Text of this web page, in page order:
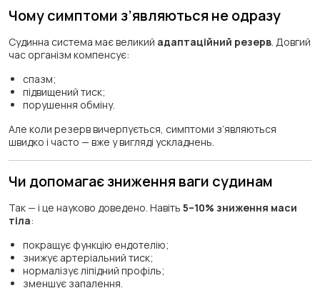
Чому симптоми з’являються не одразу
Судинна система має великий адаптаційний резерв. Довгий
час організм компенсує:
спазм;
підвищений тиск;
порушення обміну.
Але коли резерв вичерпується, симптоми з’являються
швидко і часто — вже у вигляді ускладнень.
Чи допомагає зниження ваги судинам
Так — і це науково доведено. Навіть 5–10% зниження маси
тіла:
покращує функцію ендотелію;
знижує артеріальний тиск;
нормалізує ліпідний профіль;
зменшує запалення.